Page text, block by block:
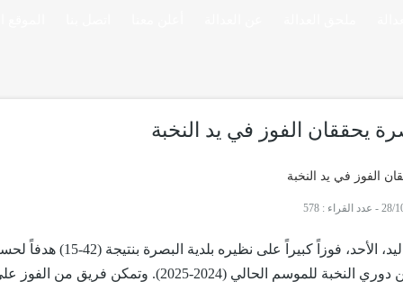
يحققان الفوز في يد النخبة
- عدد القراء : 578
حقق فريق الكرخ بكرة اليد، الأحد، فوزاً كبيراً على نظيره بلدية البصرة
منافسات الدور الاول من دوري النخبة للموسم الحالي (2024-2025). وتمكن